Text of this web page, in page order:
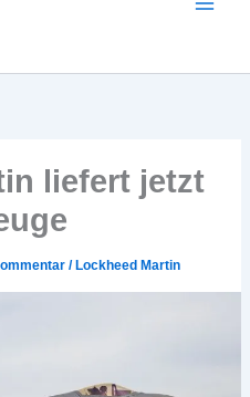
liefert jetzt
/ Lockheed Martin